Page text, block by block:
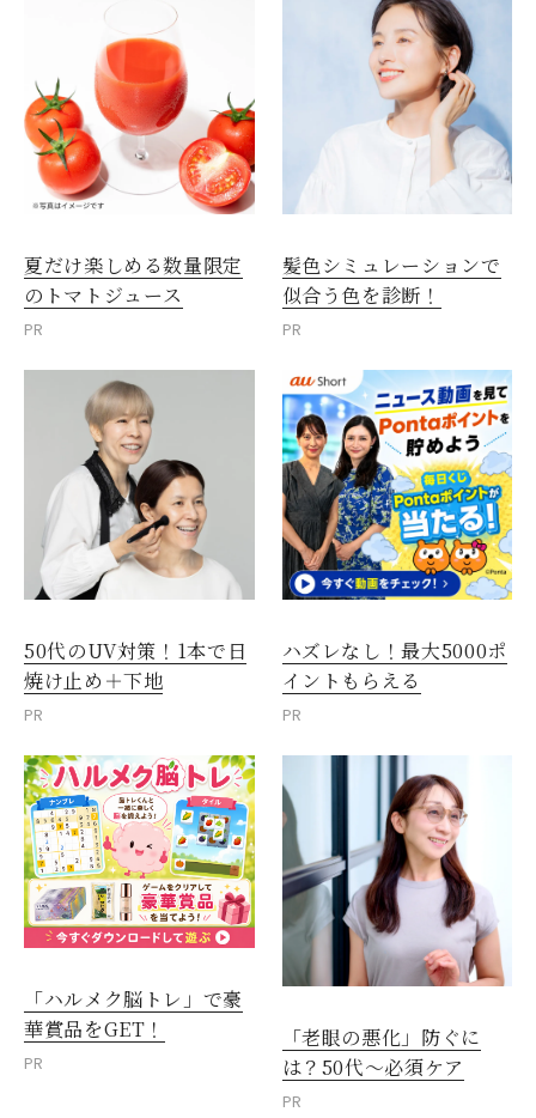
夏だけ楽しめる数量限定
のトマトジュース
PR
髪色シミュレーションで
似合う色を診断！
PR
50代のUV対策！1本で日
焼け止め＋下地
PR
ハズレなし！最大5000ポ
イントもらえる
PR
「ハルメク脳トレ」で豪
華賞品をGET！
PR
「老眼の悪化」防ぐに
は？50代～必須ケア
PR